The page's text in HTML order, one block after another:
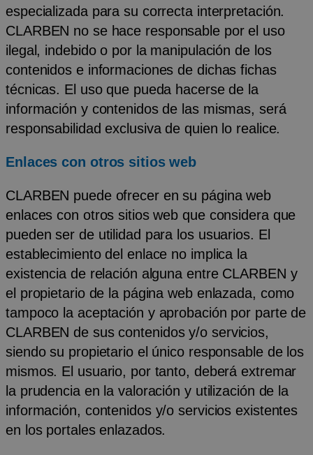
especializada para su correcta interpretación.
CLARBEN no se hace responsable por el uso
ilegal, indebido o por la manipulación de los
contenidos e informaciones de dichas fichas
técnicas. El uso que pueda hacerse de la
información y contenidos de las mismas, será
responsabilidad exclusiva de quien lo realice.
Enlaces con otros sitios web
CLARBEN puede ofrecer en su página web
enlaces con otros sitios web que considera que
pueden ser de utilidad para los usuarios. El
establecimiento del enlace no implica la
existencia de relación alguna entre CLARBEN y
el propietario de la página web enlazada, como
tampoco la aceptación y aprobación por parte de
CLARBEN de sus contenidos y/o servicios,
siendo su propietario el único responsable de los
mismos. El usuario, por tanto, deberá extremar
la prudencia en la valoración y utilización de la
información, contenidos y/o servicios existentes
en los portales enlazados.